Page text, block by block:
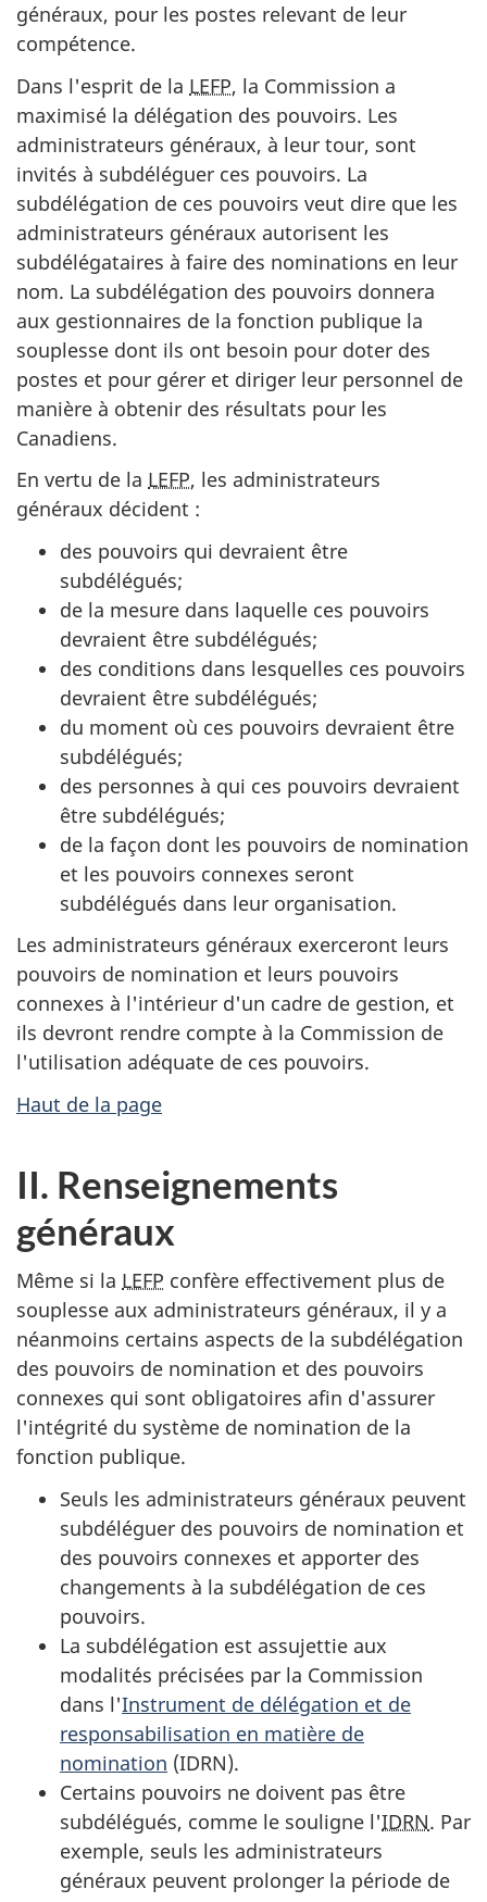
généraux, pour les postes relevant de leur
compétence.
Dans l'esprit de la LEFP, la Commission a
maximisé la délégation des pouvoirs. Les
administrateurs généraux, à leur tour, sont
invités à subdéléguer ces pouvoirs. La
subdélégation de ces pouvoirs veut dire que les
administrateurs généraux autorisent les
subdélégataires à faire des nominations en leur
nom. La subdélégation des pouvoirs donnera
aux gestionnaires de la fonction publique la
souplesse dont ils ont besoin pour doter des
postes et pour gérer et diriger leur personnel de
manière à obtenir des résultats pour les
Canadiens.
En vertu de la LEFP, les administrateurs
généraux décident :
des pouvoirs qui devraient être
subdélégués;
de la mesure dans laquelle ces pouvoirs
devraient être subdélégués;
des conditions dans lesquelles ces pouvoirs
devraient être subdélégués;
du moment où ces pouvoirs devraient être
subdélégués;
des personnes à qui ces pouvoirs devraient
être subdélégués;
de la façon dont les pouvoirs de nomination
et les pouvoirs connexes seront
subdélégués dans leur organisation.
Les administrateurs généraux exerceront leurs
pouvoirs de nomination et leurs pouvoirs
connexes à l'intérieur d'un cadre de gestion, et
ils devront rendre compte à la Commission de
l'utilisation adéquate de ces pouvoirs.
Haut de la page
II. Renseignements
généraux
Même si la LEFP confère effectivement plus de
souplesse aux administrateurs généraux, il y a
néanmoins certains aspects de la subdélégation
des pouvoirs de nomination et des pouvoirs
connexes qui sont obligatoires afin d'assurer
l'intégrité du système de nomination de la
fonction publique.
Seuls les administrateurs généraux peuvent
subdéléguer des pouvoirs de nomination et
des pouvoirs connexes et apporter des
changements à la subdélégation de ces
pouvoirs.
La subdélégation est assujettie aux
modalités précisées par la Commission
dans l'Instrument de délégation et de
responsabilisation en matière de
nomination (IDRN).
Certains pouvoirs ne doivent pas être
subdélégués, comme le souligne l'IDRN. Par
exemple, seuls les administrateurs
généraux peuvent prolonger la période de